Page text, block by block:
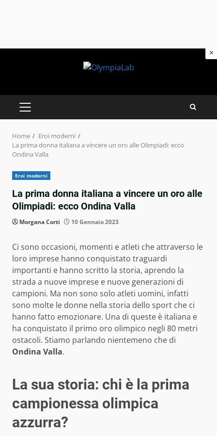
PRIMARY
MENU
Home
Eroi moderni
La prima donna italiana a vincere un oro alle Olimpiadi: ecco
Ondina Valla
Eroi moderni
La prima donna italiana a vincere un oro alle
Olimpiadi: ecco Ondina Valla
Morgana Corti 10 Gennaio 2023
Ci sono occasioni, momenti e atleti che attraverso le
loro imprese hanno conquistato traguardi
importanti e hanno scritto la storia, aprendo la
strada a nuove imprese e nuove generazioni di
campioni. Ma non sono solo atleti uomini, infatti
sono molte le donne nella storia dello sport che ci
hanno fatto emozionare. Una di queste è italiana e
ha conquistato il primo oro olimpico negli 80 metri
ostacoli. Stiamo parlando nientemeno che di
Ondina Valla.
La sua storia: chi è la prima
campionessa olimpica
azzurra?
×